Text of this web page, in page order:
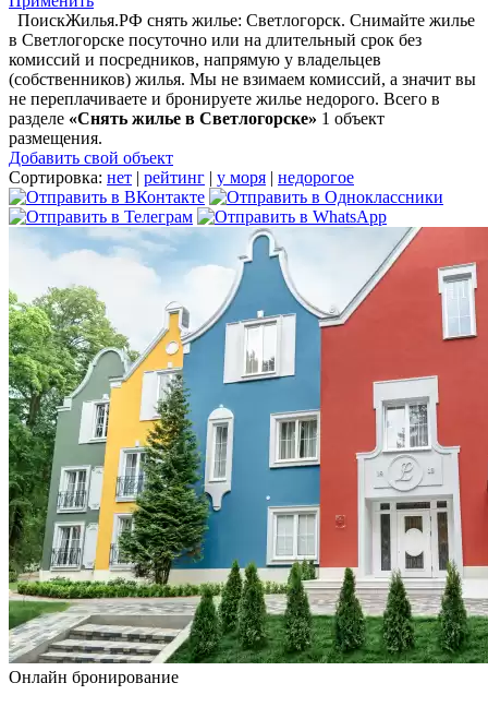
ПоискЖилья.РФ снять жилье: Светлогорск. Снимайте жилье
в Светлогорске посуточно или на длительный срок без
комиссий и посредников, напрямую у владельцев
(собственников) жилья. Мы не взимаем комиссий, а значит вы
не переплачиваете и бронируете жилье недорого. Всего в
разделе «Снять жилье в Светлогорске» 1 объект
размещения.
Добавить свой объект
Сортировка: нет | рейтинг | у моря | недорогое
Онлайн бронирование